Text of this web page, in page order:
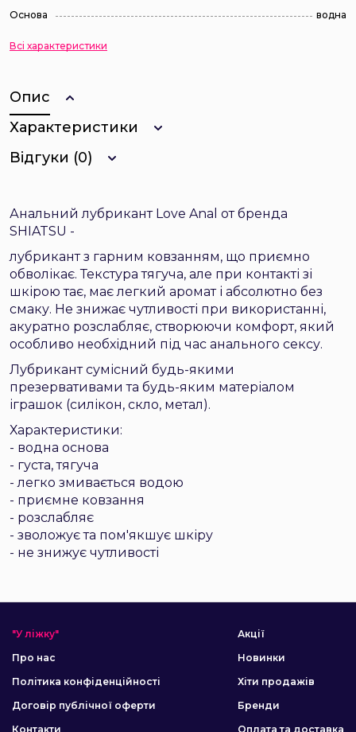
Основа водна
Всі характеристики
Опис
Характеристики
Відгуки (0)
Анальний лубрикант Love Anal от бренда
SHIATSU -
лубрикант з гарним ковзанням, що приємно
обволікає. Текстура тягуча, але при контакті зі
шкірою тає, має легкий аромат і абсолютно без
смаку. Не знижає чутливості при використанні,
акуратно розслабляє, створюючи комфорт, який
особливо необхідний під час анального сексу.
Лубрикант сумісний будь-якими
презервативами та будь-яким матеріалом
іграшок (силікон, скло, метал).
Характеристики:
- водна основа
- густа, тягуча
- легко змивається водою
- приємне ковзання
- розслабляє
- зволожує та пом'якшує шкіру
- не знижує чутливості
"У ліжку"
Про нас
Політика конфіденційності
Договір публічної оферти
Контакти
Акції
Новинки
Хіти продажів
Бренди
Оплата та доставка